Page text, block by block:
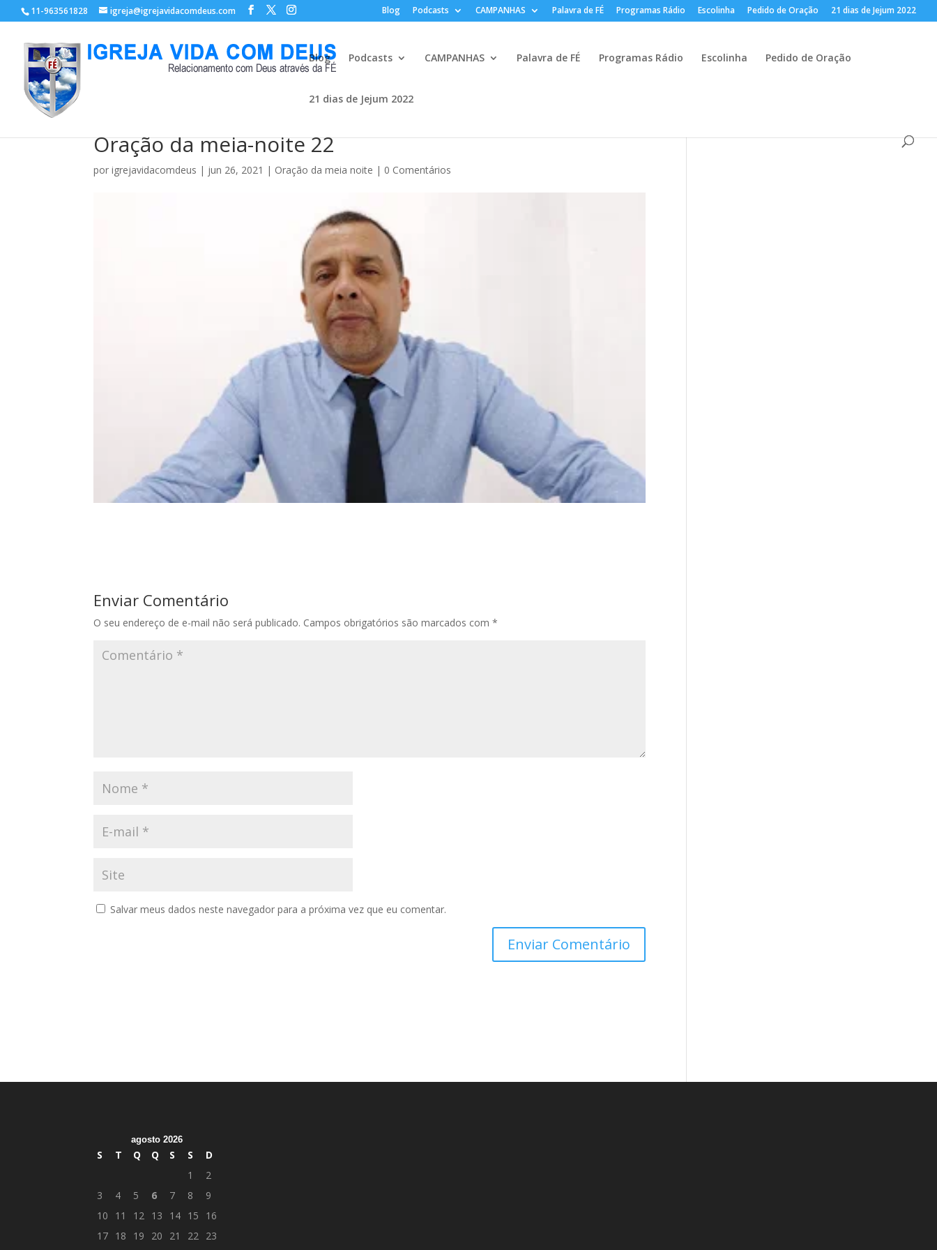
11-963561828 igreja@igrejavidacomdeus.com Blog Podcasts CAMPANHAS Palavra de FÉ Programas Rádio Escolinha Pedido de Oração 21 dias de Jejum 2022
Blog Podcasts CAMPANHAS Palavra de FÉ Programas Rádio Escolinha Pedido de Oração
21 dias de Jejum 2022
Oração da meia-noite 22
porigrejavidacomdeus | jun 26, 2021 | Oração da meia noite | 0 Comentários
Enviar Comentário
O seu endereço de e-mail não será publicado. Campos obrigatórios são marcados com*
Salvar meus dados neste navegador para a próxima vez que eu comentar.
agosto 2026
S T Q Q S S
D
1
2
3
4 5 6 7 8
9
10
11 12 13 14 15
16
17 18 19 20 21 22
23